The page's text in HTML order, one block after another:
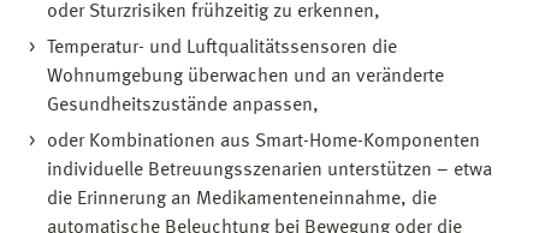
oder Sturzrisiken frühzeitig zu erkennen,
Temperatur- und Luftqualitätssensoren die
Wohnumgebung überwachen und an veränderte
Gesundheitszustände anpassen,
oder Kombinationen aus Smart-Home-Komponenten
individuelle Betreuungsszenarien unterstützen – etwa
die Erinnerung an Medikamenteneinnahme, die
automatische Beleuchtung bei Bewegung oder die